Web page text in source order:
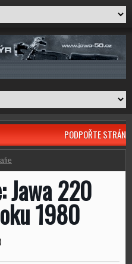
PODPOŘTE
Jawa 220
1980